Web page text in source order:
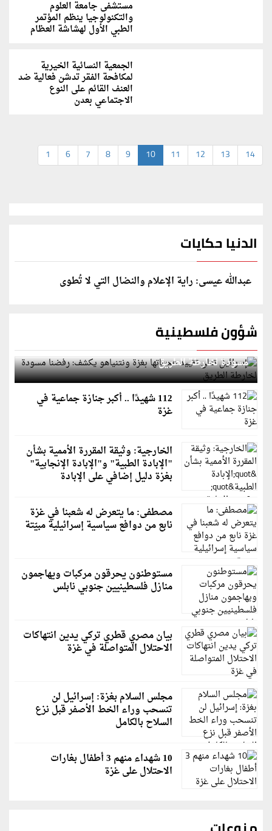
مستشفى جامعة العلوم
والتكنولوجيا ينظم المؤتمر
الطبي الأول لهشاشة العظام
الجمعية النسائية الخيرية
لمكافحة الفقر تدشن فعالية ضد
العنف القائم على النوع
الاجتماعي بعدن
1 6 7 8 9 10 11 12 13 14
الدنيا حكايات
عبدالله عيسى: راية الإعلام والنضال التي لا تُطوى
شؤون فلسطينية
إسرائيل تعلن تقييد هجماتها بغزة ونتنياهو يكشف: رفضنا
مسودة لخارطة الطريق
112 شهيدًا .. أكبر جنازة جماعية في
غزة
الخارجية: وثيقة المقررة الأممية بشأن
"الإبادة الطبية" و"الإبادة الإنجابية"
بغزة دليل إضافي على الإبادة
مصطفى: ما يتعرض له شعبنا في غزة
نابع من دوافع سياسية إسرائيلية مبيّتة
مستوطنون يحرقون مركبات ويهاجمون
منازل فلسطينيين جنوبي نابلس
بيان مصري قطري تركي يدين انتهاكات
الاحتلال المتواصلة في غزة
مجلس السلام بغزة: إسرائيل لن
تنسحب وراء الخط الأصفر قبل نزع
السلاح بالكامل
10 شهداء منهم 3 أطفال بغارات
الاحتلال على غزة